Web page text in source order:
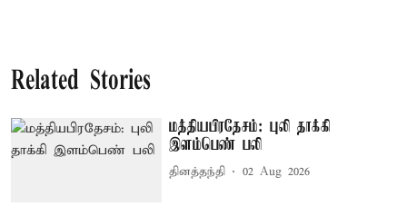
Related Stories
மத்தியபிரதேசம்: புலி தாக்கி
இளம்பெண் பலி
தினத்தந்தி 02 Aug 2026